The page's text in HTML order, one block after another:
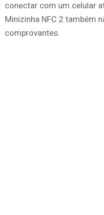
conectar com um celular
Minizinha NFC 2 também
comprovantes.